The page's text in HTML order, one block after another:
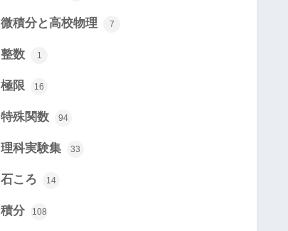
微積分と高校物理 7
整数 1
極限 16
特殊関数 94
理科実験集 33
石ころ 14
積分 108